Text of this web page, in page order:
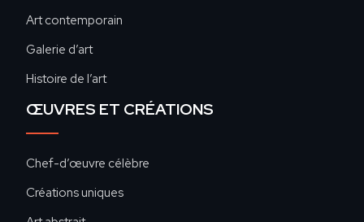
Art contemporain
Galerie d’art
Histoire de l’art
ŒUVRES ET CRÉATIONS
Chef-d’œuvre célèbre
Créations uniques